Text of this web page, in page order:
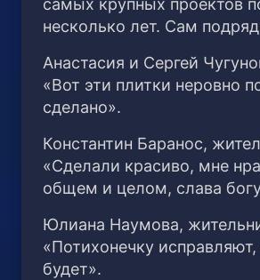
самых крупных проектов
несколько лет. Сам
Анастасия и Сергей
«Вот эти плитки неровно
сделано».
Константин Баранос,
«Сделали красиво, мне
общем и целом, слава
Юлиана Наумова,
«Потихонечку
будет».